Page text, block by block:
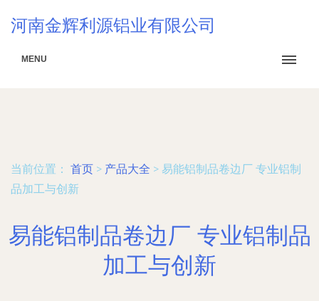
河南金辉利源铝业有限公司
MENU
当前位置： 首页 > 产品大全 > 易能铝制品卷边厂 专业铝制
品加工与创新
易能铝制品卷边厂 专业铝制品
加工与创新